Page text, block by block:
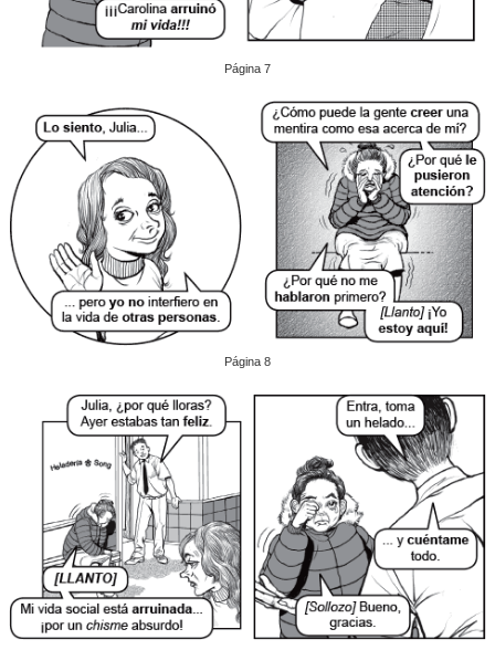
Página 7
Página 8